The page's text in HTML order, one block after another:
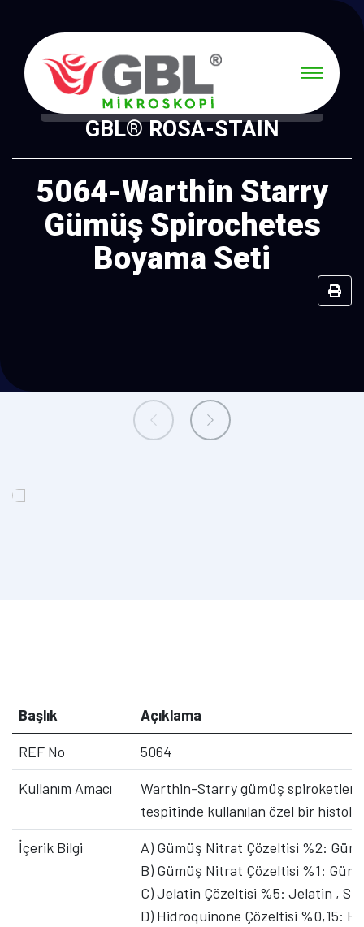
GBL® ROSA-STAIN
5064-Warthin Starry
Gümüş Spirochetes
Boyama Seti
Başlık Açıklama
REF No 5064
Kullanım Amacı
Warthin-Starry gümüş spiroketler
tespitinde kullanılan özel bir
İçerik Bilgi
A) Gümüş Nitrat Çözeltisi %2:
B) Gümüş Nitrat Çözeltisi %1:
C) Jelatin Çözeltisi %5: Jelatin ,
D) Hidroquinone Çözeltisi %0,15: